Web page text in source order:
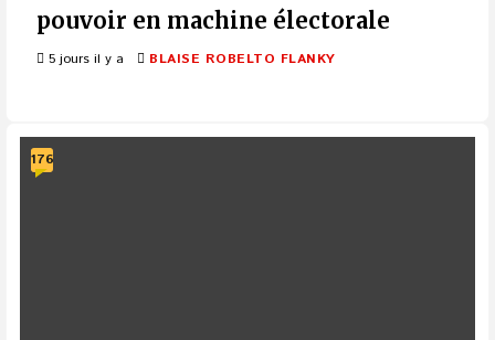
pouvoir en machine électorale
5 jours il y a BLAISE ROBELTO FLANKY
176